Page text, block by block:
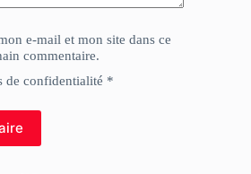
e-mail et mon site dans ce
commentaire.
de confidentialité *